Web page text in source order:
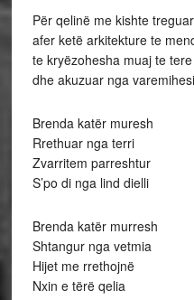
Për qelinë me kishte
afer ketë arkitekture te
te kryëzohesha muaj te
dhe akuzuar nga
Brenda katër muresh
Rrethuar nga terri
Zvarritem parreshtur
S’po di nga lind dielli
Brenda katër murresh
Shtangur nga vetmia
Hijet me rrethojnë
Nxin e tërë qelia